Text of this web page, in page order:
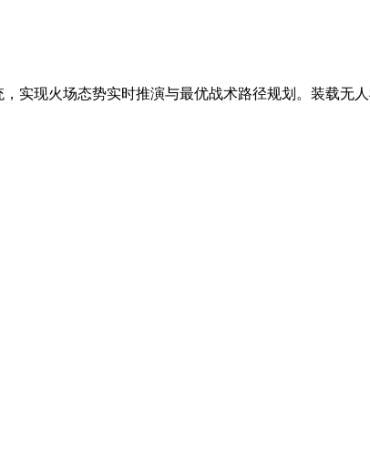
实现火场态势实时推演与最优战术路径规划。装载无